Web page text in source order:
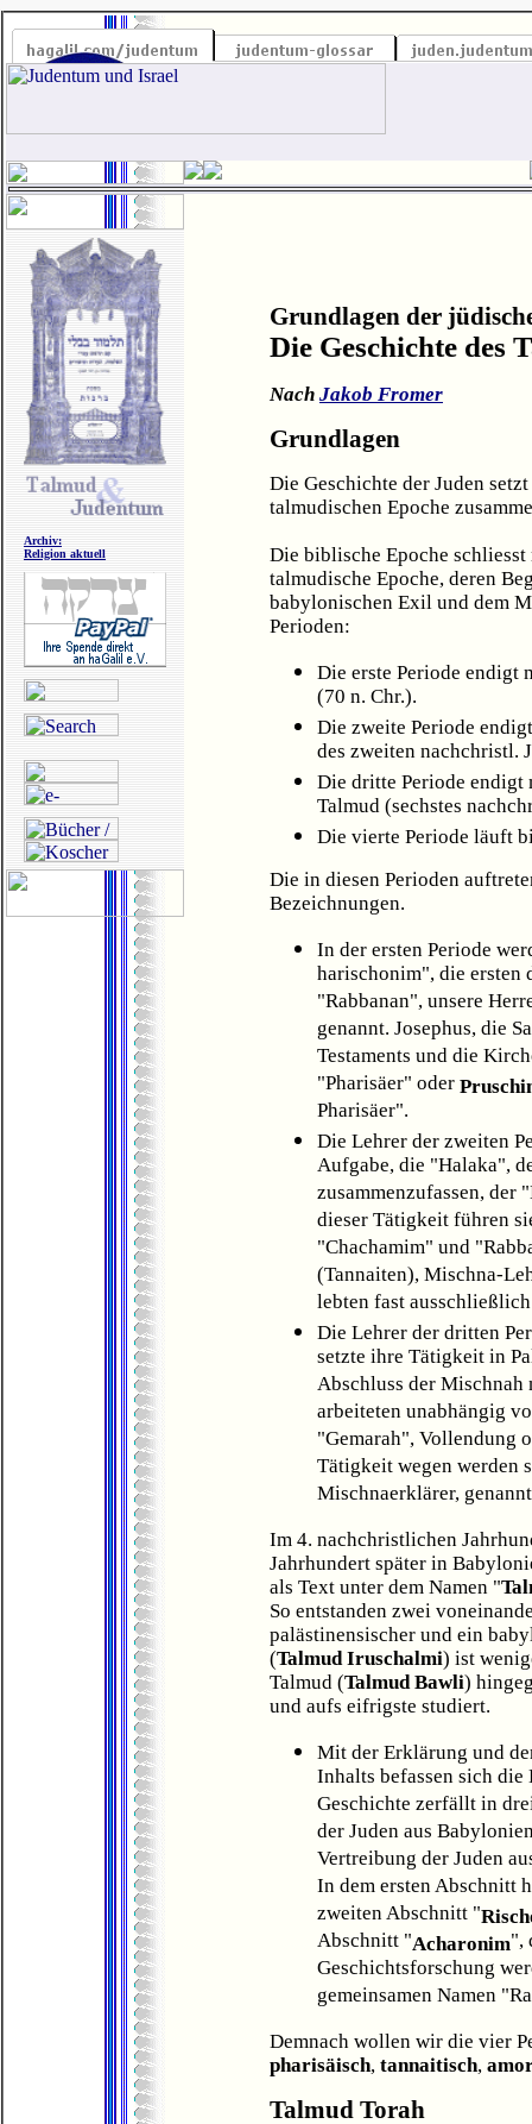
Archiv:
Religion aktuell
Grundlagen der
Die Geschichte des
Nach Jakob Fromer
Grundlagen
Die Geschichte der Juden
talmudischen Epoche
Die biblische Epoche
talmudische Epoche, deren
babylonischen Exil und dem
Perioden:
Die erste Periode endigt
(70 n. Chr.).
Die zweite Periode
des zweiten nachchristl.
Die dritte Periode endigt
Talmud (sechstes
Die vierte Periode läuft
Die in diesen Perioden
Bezeichnungen.
In der ersten Periode
harischonim", die ersten
"Rabbanan", unsere
genannt. Josephus, die
Testaments und die
"Pharisäer" oder
Pharisäer".
Die Lehrer der zweiten
Aufgabe, die "Halaka",
zusammenzufassen, der
dieser Tätigkeit führen
"Chachamim" und
(Tannaiten), Mischna-
lebten fast
Die Lehrer der dritten
setzte ihre Tätigkeit in
Abschluss der Mischnah
arbeiteten unabhängig
"Gemarah", Vollendung
Tätigkeit wegen werden
Mischnaerklärer,
Im 4. nachchristlichen
Jahrhundert später in
als Text unter dem Namen "
So entstanden zwei
palästinensischer und ein
(Talmud Iruschalmi) ist
Talmud (Talmud Bawli)
und aufs eifrigste studiert.
Mit der Erklärung und
Inhalts befassen sich
Geschichte zerfällt in
der Juden aus
Vertreibung der Juden
In dem ersten Abschnitt
zweiten Abschnitt "
Abschnitt "Acharonim",
Geschichtsforschung
gemeinsamen Namen
Demnach wollen wir die vier
pharisäisch, tannaitisch,
Talmud Torah